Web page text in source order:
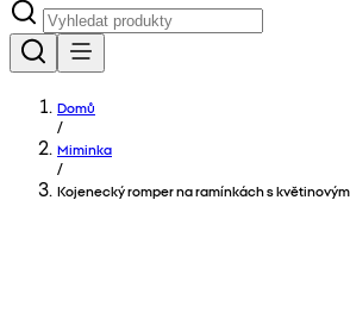
Domů
/
Miminka
/
Kojenecký romper na ramínkách s